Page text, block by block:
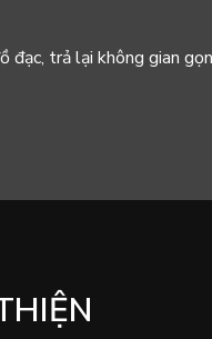
đạc, trả lại không gian